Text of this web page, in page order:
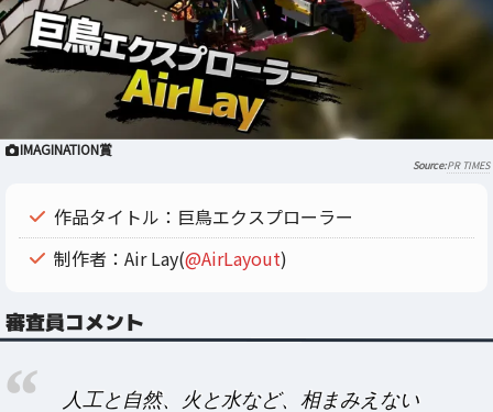
IMAGINATION賞
PR TIMES
作品タイトル：巨鳥エクスプローラー
制作者：Air Lay(@AirLayout)
審査員コメント
人工と自然、火と水など、相まみえない